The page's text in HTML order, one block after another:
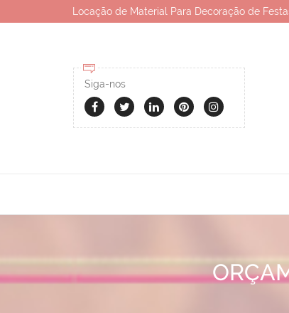
Locação de Material Para Decoração de
Siga-nos